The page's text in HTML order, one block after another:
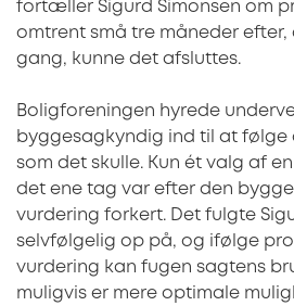
fortæller Sigurd Simonsen om
omtrent små tre måneder efter,
gang, kunne det afsluttes.
Boligforeningen hyrede
byggesagkyndig ind til at følge
som det skulle. Kun ét valg af
det ene tag var efter den
vurdering forkert. Det fulgte
selvfølgelig op på, og ifølge
vurdering kan fugen sagtens
muligvis er mere optimale